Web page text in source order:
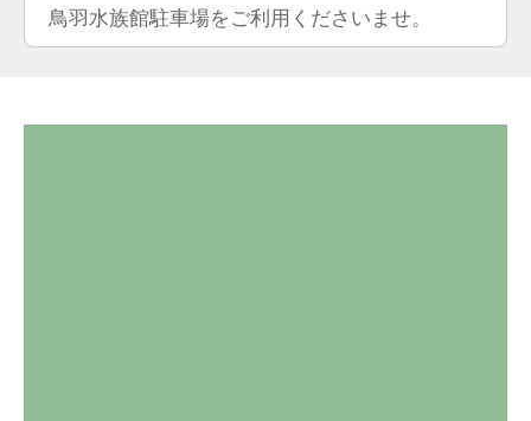
鳥羽水族館駐車場をご利用くださいませ。